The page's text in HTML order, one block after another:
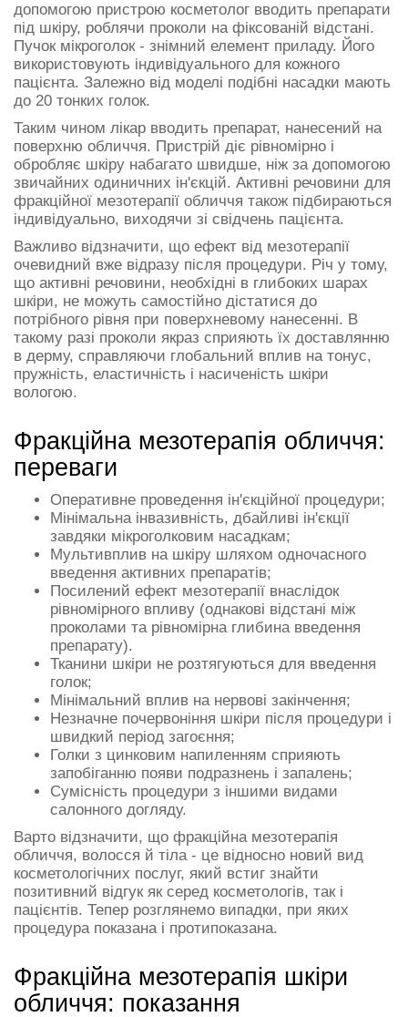
допомогою пристрою косметолог вводить препарати
під шкіру, роблячи проколи на фіксованій відстані.
Пучок мікроголок - знімний елемент приладу. Його
використовують індивідуального для кожного
пацієнта. Залежно від моделі подібні насадки мають
до 20 тонких голок.
Таким чином лікар вводить препарат, нанесений на
поверхню обличчя. Пристрій діє рівномірно і
обробляє шкіру набагато швидше, ніж за допомогою
звичайних одиничних ін'єкцій. Активні речовини для
фракційної мезотерапії обличчя також підбираються
індивідуально, виходячи зі свідчень пацієнта.
Важливо відзначити, що ефект від мезотерапії
очевидний вже відразу після процедури. Річ у тому,
що активні речовини, необхідні в глибоких шарах
шкіри, не можуть самостійно дістатися до
потрібного рівня при поверхневому нанесенні. В
такому разі проколи якраз сприяють їх доставлянню
в дерму, справляючи глобальний вплив на тонус,
пружність, еластичність і насиченість шкіри
вологою.
Фракційна мезотерапія обличчя:
переваги
Оперативне проведення ін'єкційної процедури;
Мінімальна інвазивність, дбайливі ін'єкції
завдяки мікроголковим насадкам;
Мультивплив на шкіру шляхом одночасного
введення активних препаратів;
Посилений ефект мезотерапії внаслідок
рівномірного впливу (однакові відстані між
проколами та рівномірна глибина введення
препарату).
Тканини шкіри не розтягуються для введення
голок;
Мінімальний вплив на нервові закінчення;
Незначне почервоніння шкіри після процедури і
швидкий період загоєння;
Голки з цинковим напиленням сприяють
запобіганню появи подразнень і запалень;
Сумісність процедури з іншими видами
салонного догляду.
Варто відзначити, що фракційна мезотерапія
обличчя, волосся й тіла - це відносно новий вид
косметологічних послуг, який встиг знайти
позитивний відгук як серед косметологів, так і
пацієнтів. Тепер розглянемо випадки, при яких
процедура показана і протипоказана.
Фракційна мезотерапія шкіри
обличчя: показання